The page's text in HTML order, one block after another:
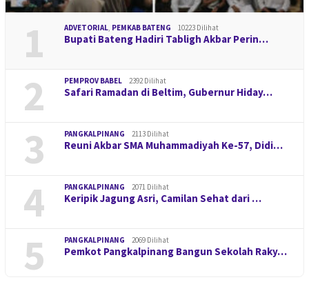
1 ADVETORIAL, PEMKAB BATENG 10223 Dilihat
Bupati Bateng Hadiri Tabligh Akbar Perin…
2 PEMPROV BABEL 2392 Dilihat
Safari Ramadan di Beltim, Gubernur Hiday…
3 PANGKALPINANG 2113 Dilihat
Reuni Akbar SMA Muhammadiyah Ke-57, Didi…
4 PANGKALPINANG 2071 Dilihat
Keripik Jagung Asri, Camilan Sehat dari …
5 PANGKALPINANG 2069 Dilihat
Pemkot Pangkalpinang Bangun Sekolah Raky…